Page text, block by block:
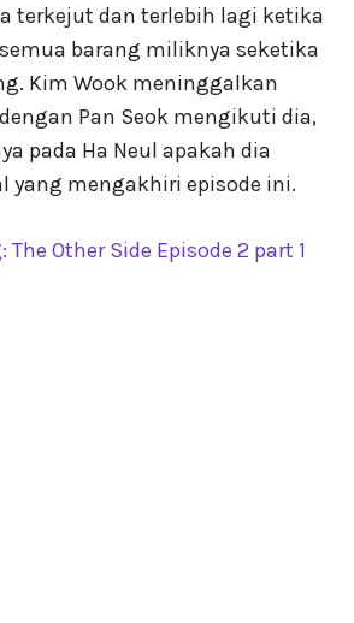
terkejut dan terlebih lagi ketika
barang miliknya seketika
Kim Wook meninggalkan
Pan Seok mengikuti dia,
pada Ha Neul apakah dia
yang mengakhiri episode ini.
The Other Side Episode 2 part 1